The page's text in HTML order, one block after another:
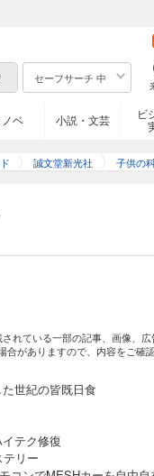
セーフサーチ 中
ベ 小説・文芸
ビ
誠文堂新光社 子供の
れている一部の記事、画像、
がありますので、内容をご確
世紀の皆既日食
テク修復
リー